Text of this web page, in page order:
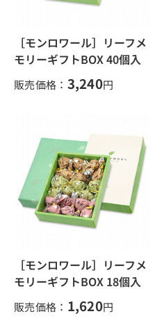
［モンロワール］リーフメ
モリーギフトBOX 40個入
販売価格： 3,240円
［モンロワール］リーフメ
モリーギフトBOX 18個入
販売価格： 1,620円